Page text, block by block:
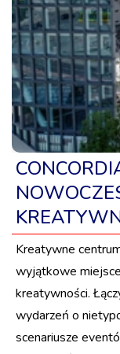
Kreatywne
wyjątkowe
kreatywności.
wydarzeń o
scenariusze